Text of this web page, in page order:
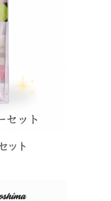
ット